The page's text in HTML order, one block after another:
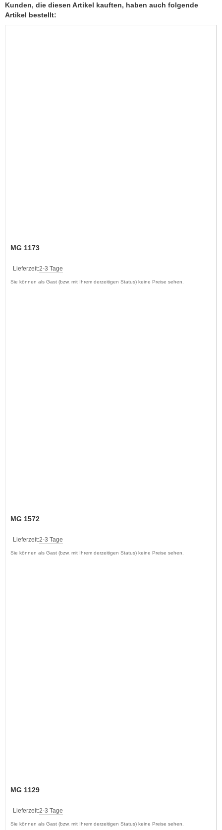
Kunden, die diesen Artikel kauften, haben auch folgende
Artikel bestellt:
MG 1173
Lieferzeit:2-3 Tage
Sie können als Gast (bzw. mit Ihrem derzeitigen Status) keine Preise sehen.
MG 1572
Lieferzeit:2-3 Tage
Sie können als Gast (bzw. mit Ihrem derzeitigen Status) keine Preise sehen.
MG 1129
Lieferzeit:2-3 Tage
Sie können als Gast (bzw. mit Ihrem derzeitigen Status) keine Preise sehen.